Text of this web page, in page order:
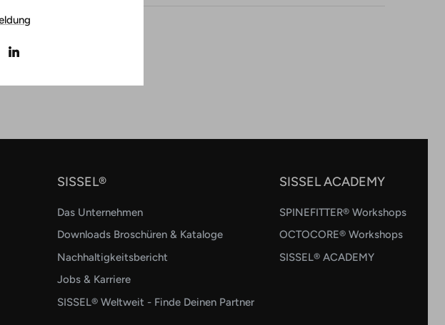
SISSEL®
Das Unternehmen
Downloads Broschüren & Kataloge
Nachhaltigkeitsbericht
Jobs & Karriere
SISSEL® Weltweit - Finde Deinen Partner
SISSEL ACADEMY
SPINEFITTER® Workshops
OCTOCORE® Workshops
SISSEL® ACADEMY